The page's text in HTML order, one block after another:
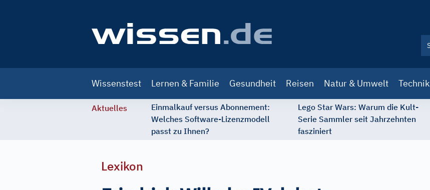
navigation
Wissenstest Lernen & Familie Gesundheit Reisen Natur & Umwelt Technik
Aktuelles
Einmalkauf versus Abonnement:
Welches Software-Lizenzmodell
passt zu Ihnen?
Lego Star Wars: Warum die Kult-
Serie Sammler seit Jahrzehnten
fasziniert
Lexikon